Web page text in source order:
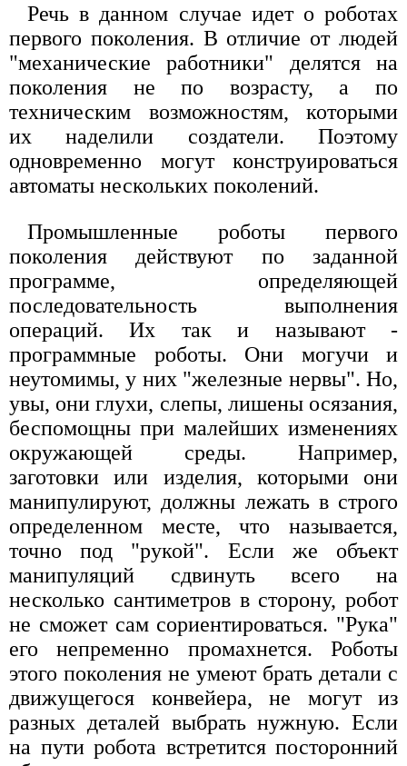
Речь в данном случае идет о роботах
первого поколения. В отличие от людей
"механические работники" делятся на
поколения не по возрасту, а по
техническим возможностям, которыми
их наделили создатели. Поэтому
одновременно могут конструироваться
автоматы нескольких поколений.
Промышленные роботы первого
поколения действуют по заданной
программе, определяющей
последовательность выполнения
операций. Их так и называют -
программные роботы. Они могучи и
неутомимы, у них "железные нервы". Но,
увы, они глухи, слепы, лишены осязания,
беспомощны при малейших изменениях
окружающей среды. Например,
заготовки или изделия, которыми они
манипулируют, должны лежать в строго
определенном месте, что называется,
точно под "рукой". Если же объект
манипуляций сдвинуть всего на
несколько сантиметров в сторону, робот
не сможет сам сориентироваться. "Рука"
его непременно промахнется. Роботы
этого поколения не умеют брать детали с
движущегося конвейера, не могут из
разных деталей выбрать нужную. Если
на пути робота встретится посторонний